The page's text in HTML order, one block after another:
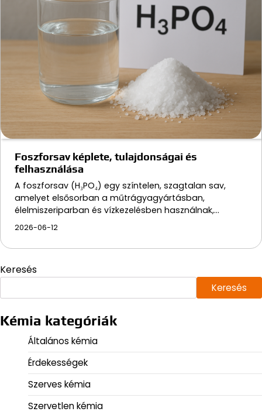
Foszforsav képlete, tulajdonságai és
felhasználása
A foszforsav (H₃PO₄) egy színtelen, szagtalan sav,
amelyet elsősorban a műtrágyagyártásban,
élelmiszeriparban és vízkezelésben használnak,…
2026-06-12
Keresés
Keresés
Kémia kategóriák
Általános kémia
Érdekességek
Szerves kémia
Szervetlen kémia